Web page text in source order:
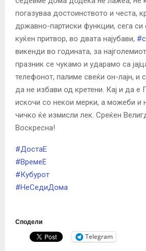
погазуваа достоинството и честа,
државно-партиски функции, сега
куќен притвор, во двата најубави, #
викенди во годината, за
празник се чукамо и ударамо са
телефонот, палиме свеќи он-лајн, и
да не избави од кретени. Кај и да е
искочи со некои мерки, а можеби и
чичко ќе измисли лек. Среќен
Воскресна!
#ДостаЕ
#ВремеЕ
#Кубурот
#НеСедиДома
Сподели
Telegram